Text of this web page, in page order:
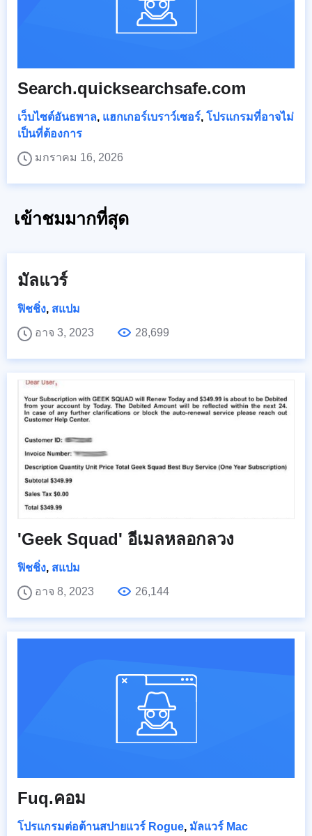
Search.quicksearchsafe.com
เว็บไซต์อันธพาล, แฮกเกอร์เบราว์เซอร์, โปรแกรมที่อาจไม่
เป็นที่ต้องการ
มกราคม 16, 2026
เข้าชมมากที่สุด
มัลแวร์
ฟิชชิ่ง, สแปม
อาจ 3, 2023
28,699
'Geek Squad' อีเมลหลอกลวง
ฟิชชิ่ง, สแปม
อาจ 8, 2023
26,144
Fuq.คอม
โปรแกรมต่อต้านสปายแวร์ Rogue, มัลแวร์ Mac